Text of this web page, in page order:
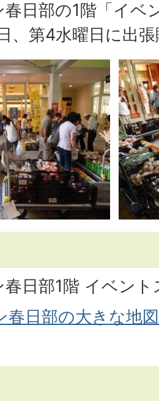
日部の1階「イベ
、第4水曜日に出
日部1階 イベント
春日部の大きな地